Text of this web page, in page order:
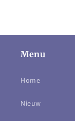
Menu
Home
Nieuw